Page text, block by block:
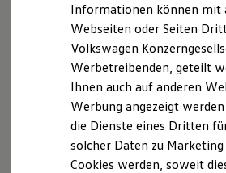
Lifestyle Shop
T-Roc Kollektion
Golf Kollektion
ID. Kollektion
Volkswagen Kollektion
R-Kollektion
GTI Kollektion
Fußball Drop
we drive football
#wedriveproud
Besitzer und Service
Der Golf
Ab 29.835,00 € inkl. MwSt.
Informationen können mit
Webseiten oder Seiten
Volkswagen
Werbetreibenden, geteilt
Ihnen auch auf anderen
Werbung angezeigt
die Dienste eines Dritten
solcher Daten zu Marketing
Cookies werden, soweit